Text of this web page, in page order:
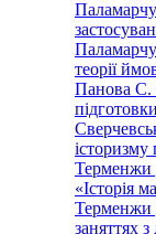
теорії
Панова С.
Терменжи
«Історія
Терменжи
заняттях